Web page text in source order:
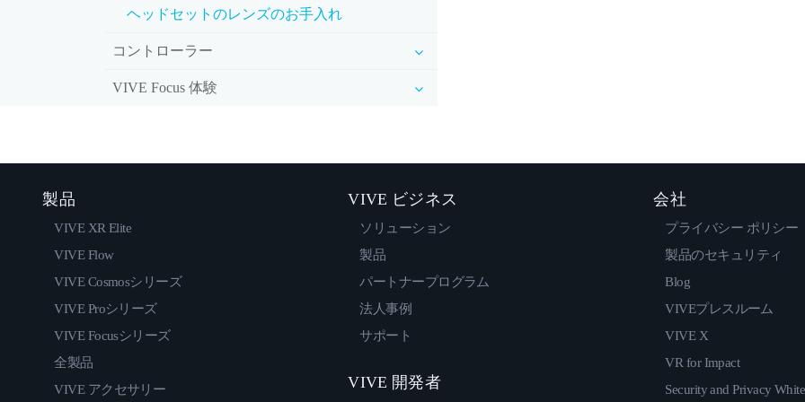
ヘッドセットのレンズのお手入れ
コントローラー
VIVE Focus 体験
製品
VIVE XR Elite
VIVE Flow
VIVE Cosmosシリーズ
VIVE Proシリーズ
VIVE Focusシリーズ
全製品
VIVE アクセサリー
VIVE ビジネス
ソリューション
製品
パートナープログラム
法人事例
サポート
VIVE 開発者
会社
プライバシー ポリシー
製品のセキュリティ
Blog
VIVEプレスルーム
VIVE X
VR for Impact
Security and Privacy